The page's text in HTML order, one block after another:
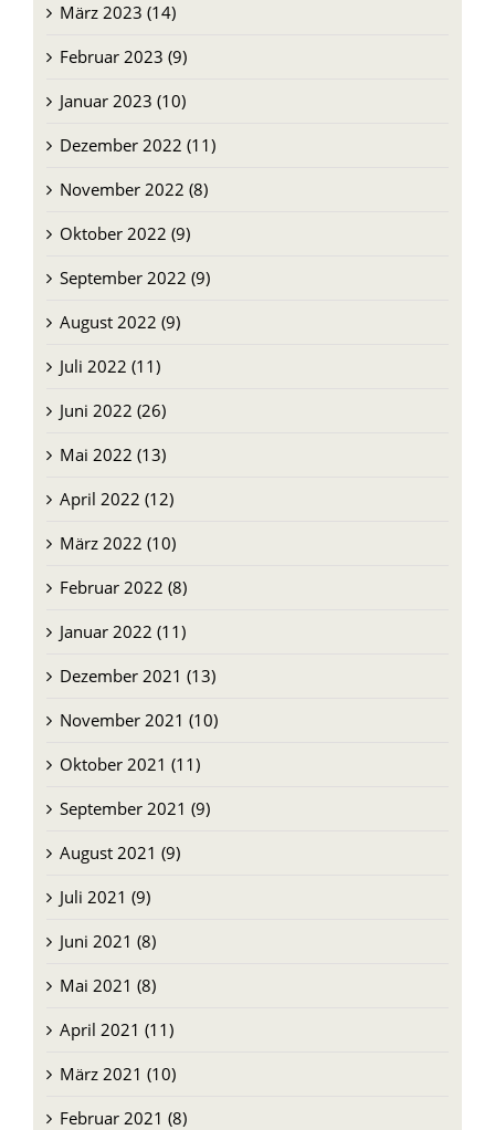
März 2023 (14)
Februar 2023 (9)
Januar 2023 (10)
Dezember 2022 (11)
November 2022 (8)
Oktober 2022 (9)
September 2022 (9)
August 2022 (9)
Juli 2022 (11)
Juni 2022 (26)
Mai 2022 (13)
April 2022 (12)
März 2022 (10)
Februar 2022 (8)
Januar 2022 (11)
Dezember 2021 (13)
November 2021 (10)
Oktober 2021 (11)
September 2021 (9)
August 2021 (9)
Juli 2021 (9)
Juni 2021 (8)
Mai 2021 (8)
April 2021 (11)
März 2021 (10)
Februar 2021 (8)